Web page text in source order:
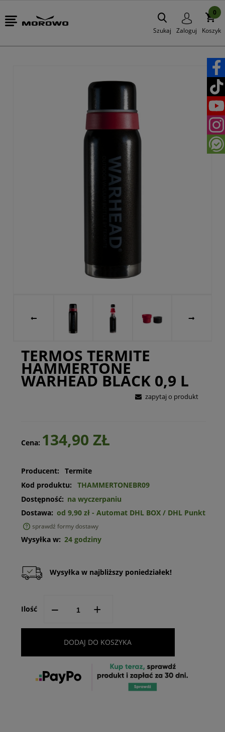
Szukaj Zaloguj Koszyk
0
TERMOS TERMITE
HAMMERTONE
WARHEAD BLACK 0,9 L
zapytaj o produkt
Cena: 134,90 ZŁ
Producent:
Termite
Kod produktu:
THAMMERTONEBR09
Dostępność: na wyczerpaniu
Dostawa: od 9,90 zł - Automat DHL BOX / DHL Punkt
sprawdź formy dostawy
Wysyłka w: 24 godziny
Wysyłka w najbliższy poniedziałek!
Ilość -- +
DODAJ DO KOSZYKA